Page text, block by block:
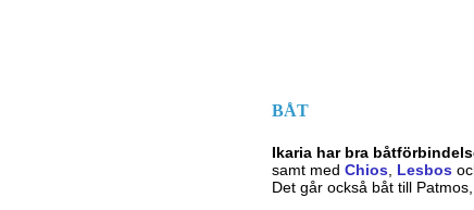
BÅT
Ikaria har bra
samt med Chios, Lesbos
Det går också båt till